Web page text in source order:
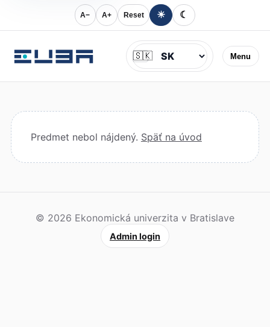
A− A+ Reset ☀ ☾
Menu
Jazyk
🇸🇰
Predmet nebol nájdený. Späť na úvod
© 2026 Ekonomická univerzita v Bratislave
Admin login